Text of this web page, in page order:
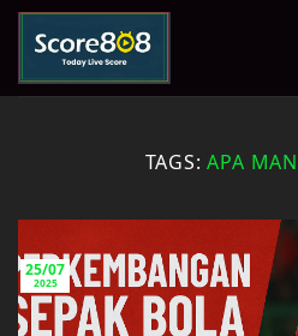
Skip
content
TAGS:APA
25/07
2025